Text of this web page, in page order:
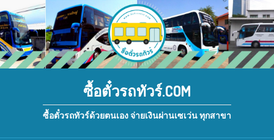
ซื้อตั๋วรถทัวร์.COM
ซื้อตั๋วรถทัวร์ด้วยตนเอง จ่ายเงินผ่านเซเว่น ทุกสาขา